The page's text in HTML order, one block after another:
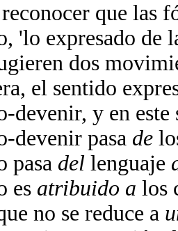
que las
'lo expresado
dos
el sentido
devenir, y en
devenir pasa de
pasa del lenguaje
es atribuido a los
no se reduce a